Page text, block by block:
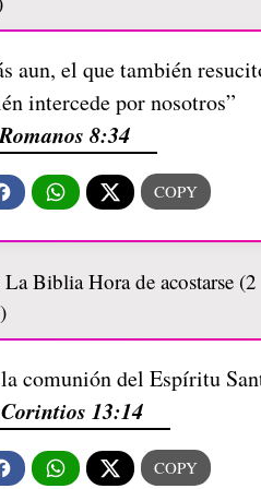
aun, el que también
intercede por nosotros”
8:34
comunión del Espíritu
13:14